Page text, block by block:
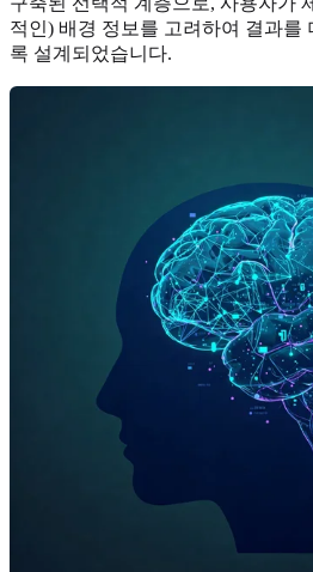
적인) 배경 정보를 고려하여 결과를
록 설계되었습니다.